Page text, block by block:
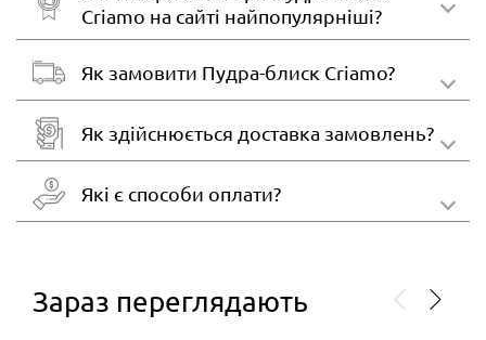
Criamo на сайті найпопулярніші?
Як замовити Пудра-блиск Criamo?
Як здійснюється доставка замовлень?
Які є способи оплати?
Зараз переглядають